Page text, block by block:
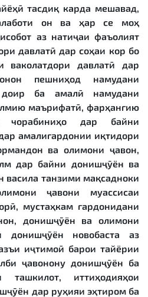
тасдиқ карда мешавад,
он ва ҳар се моҳ
аз натиҷаи фаъолият
давлатӣ дар соҳаи кор бо
ваколатдори давлатӣ дар
пешниҳод намудани
ба амалӣ намудани
маърифатӣ, фарҳангию
дар байни
амалигардонии иқтидори
ва олимони ҷавон,
дар байни донишҷӯён ва
васила танзими мақсадноки
ҷавони муассисаи
мустаҳкам гардонидани
донишҷӯён ва олимони
донишҷӯён новобаста аз
иҷтимоӣ барои тайёрии
ҷавонону донишҷӯён ба
иттиҳодияҳои
дар руҳияи эҳтиром ба